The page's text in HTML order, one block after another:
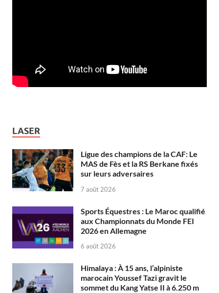
LASER
Ligue des champions de la CAF: Le
MAS de Fès et la RS Berkane fixés
sur leurs adversaires
7 août 2026
Sports Équestres : Le Maroc qualifié
aux Championnats du Monde FEI
2026 en Allemagne
6 août 2026
Himalaya : À 15 ans, l’alpiniste
marocain Youssef Tazi gravit le
sommet du Kang Yatse II à 6.250 m